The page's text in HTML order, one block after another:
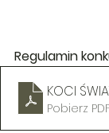
Regulamin
KOCI
Pobierz PDF